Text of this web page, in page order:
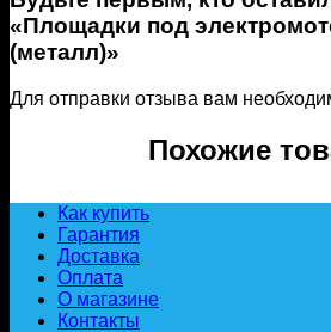
«Площадки под
(металл)»
Для отправки отзыва вам
Похожие
Как купить
Гарантия
Доставка
Оплата
О магазине
Контакты